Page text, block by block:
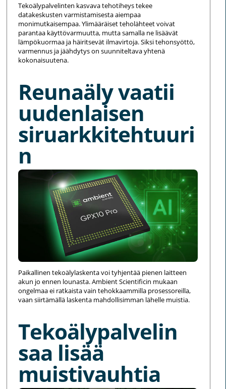
Tekoälypalvelinten kasvava tehotiheys tekee
datakeskusten varmistamisesta aiempaa
monimutkaisempaa. Ylimääräiset teholähteet voivat
parantaa käyttövarmuutta, mutta samalla ne lisäävät
lämpökuormaa ja häiritsevät ilmavirtoja. Siksi tehonsyöttö,
varmennus ja jäähdytys on suunniteltava yhtenä
kokonaisuutena.
Reunaäly vaatii
uudenlaisen
siruarkkitehtuuri
n
Paikallinen tekoälylaskenta voi tyhjentää pienen laitteen
akun jo ennen lounasta. Ambient Scientificin mukaan
ongelmaa ei ratkaista vain tehokkaammilla prosessoreilla,
vaan siirtämällä laskenta mahdollisimman lähelle muistia.
Tekoälypalvelin
saa lisää
muistivauhtia